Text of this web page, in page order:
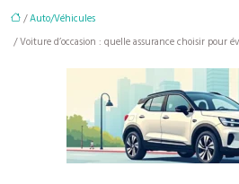
/Auto/Véhicules
/ Voiture d’occasion : quelle assurance choisir pour